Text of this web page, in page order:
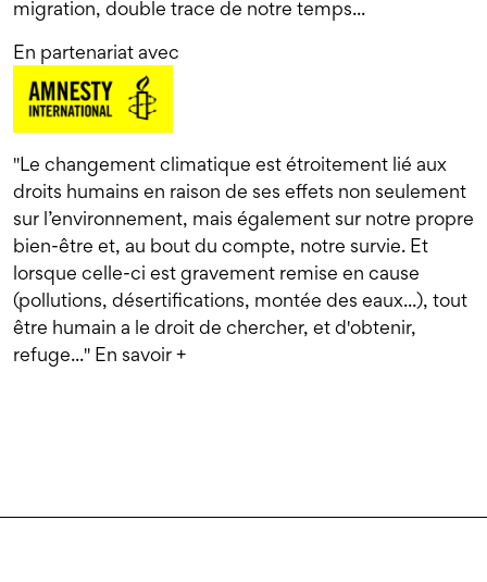
migration, double trace de notre temps...
En partenariat avec
"Le changement climatique est étroitement lié aux
droits humains en raison de ses effets non seulement
sur l’environnement, mais également sur notre propre
bien-être et, au bout du compte, notre survie. Et
lorsque celle-ci est gravement remise en cause
(pollutions, désertifications, montée des eaux...), tout
être humain a le droit de chercher, et d'obtenir,
refuge..." En savoir +